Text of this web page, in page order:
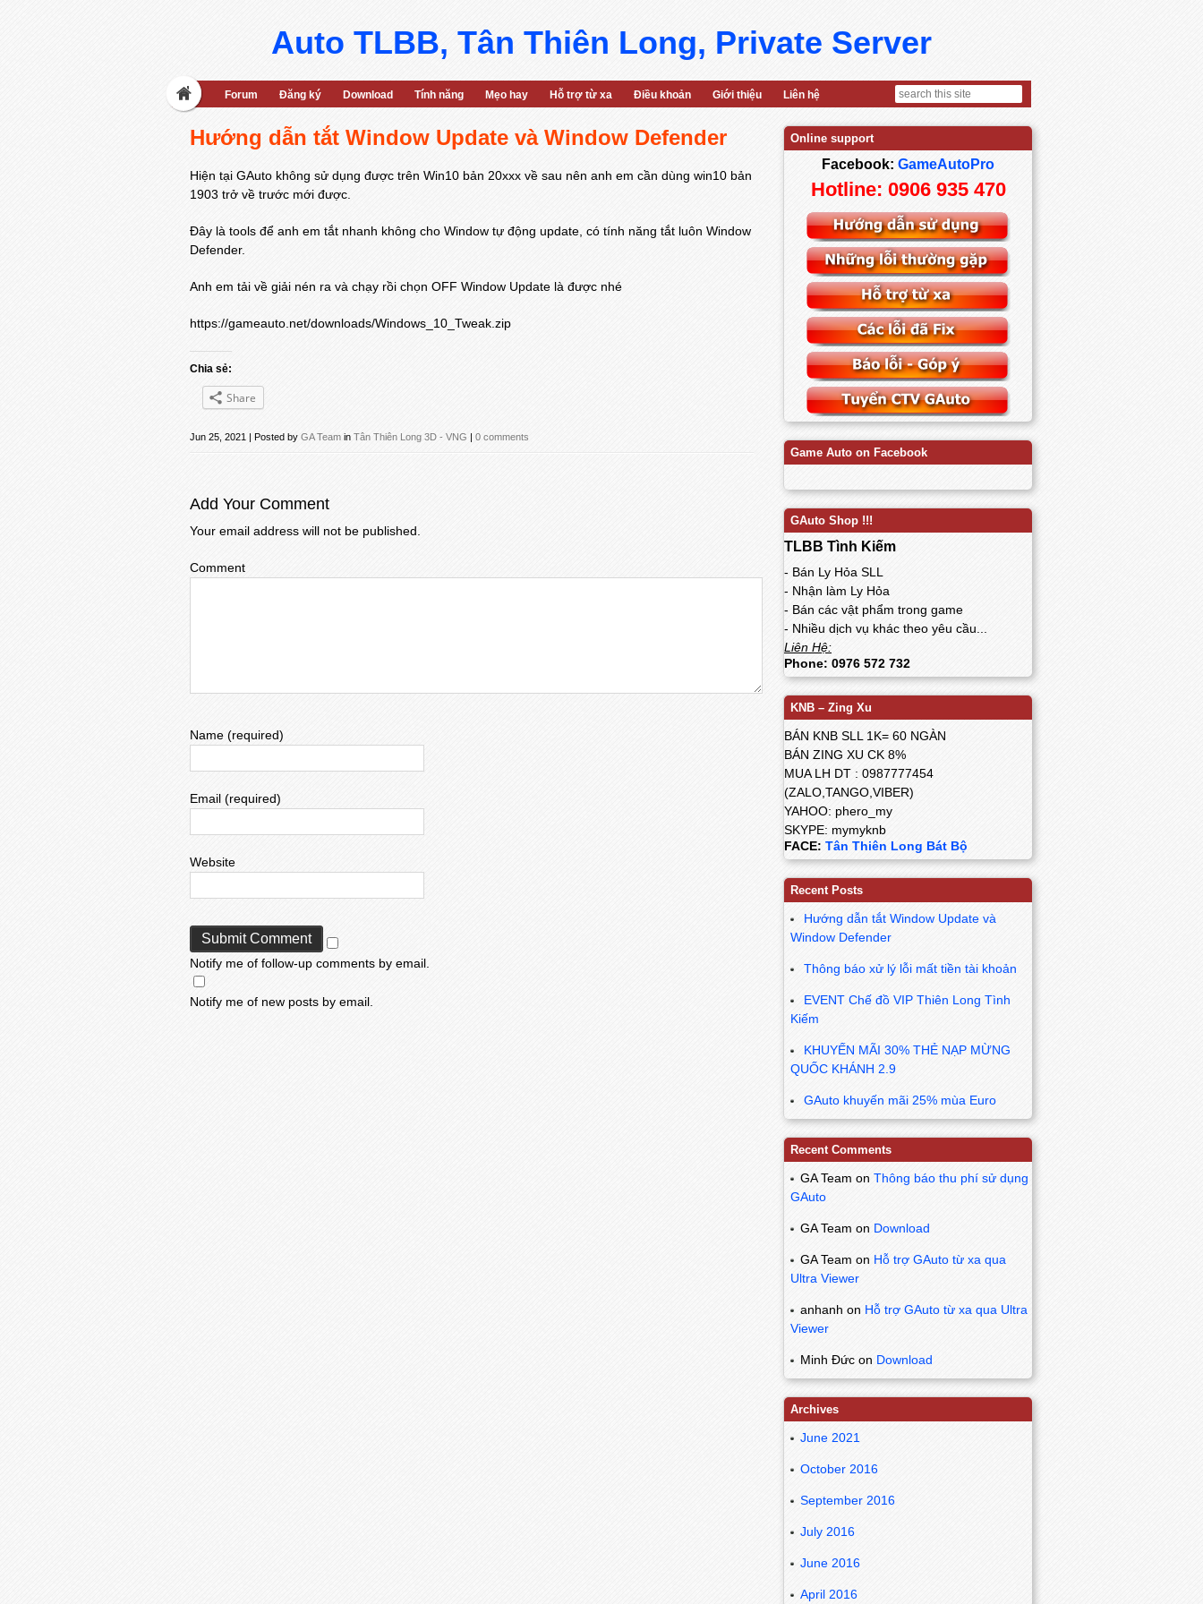
Auto TLBB, Tân Thiên Long, Private Server
Forum Đăng ký Download Tính năng Mẹo hay Hỗ trợ từ xa Điều khoản Giới thiệu Liên hệ
Hướng dẫn tắt Window Update và Window Defender
Hiện tại GAuto không sử dụng được trên Win10 bản 20xxx về sau nên anh em cần dùng win10 bản
1903 trở về trước mới được.
Đây là tools để anh em tắt nhanh không cho Window tự động update, có tính năng tắt luôn Window
Defender.
Anh em tải về giải nén ra và chạy rồi chọn OFF Window Update là được nhé
https://gameauto.net/downloads/Windows_10_Tweak.zip
Chia sẻ:
Share
Jun 25, 2021 | Posted by GA Team in Tân Thiên Long 3D - VNG | 0 comments
Add Your Comment
Your email address will not be published.
Comment
Name (required)
Email (required)
Website
Notify me of follow-up comments by email.
Notify me of new posts by email.
Online support
Facebook: GameAutoPro
Hotline: 0906 935 470
Game Auto on Facebook
GAuto Shop !!!
TLBB Tình Kiếm
- Bán Ly Hỏa SLL
- Nhận làm Ly Hỏa
- Bán các vật phẩm trong game
- Nhiều dịch vụ khác theo yêu cầu...
Liên Hệ:
Phone: 0976 572 732
KNB – Zing Xu
BÁN KNB SLL 1K= 60 NGÀN
BÁN ZING XU CK 8%
MUA LH DT : 0987777454
(ZALO,TANGO,VIBER)
YAHOO: phero_my
SKYPE: mymyknb
FACE: Tân Thiên Long Bát Bộ
Recent Posts
Hướng dẫn tắt Window Update và
Window Defender
Thông báo xử lý lỗi mất tiền tài khoản
EVENT Chế đồ VIP Thiên Long Tình
Kiếm
KHUYẾN MÃI 30% THẺ NẠP MỪNG
QUỐC KHÁNH 2.9
GAuto khuyến mãi 25% mùa Euro
Recent Comments
GA Team on Thông báo thu phí sử dụng
GAuto
GA Team on Download
GA Team on Hỗ trợ GAuto từ xa qua
Ultra Viewer
anhanh on Hỗ trợ GAuto từ xa qua Ultra
Viewer
Minh Đức on Download
Archives
June 2021
October 2016
September 2016
July 2016
June 2016
April 2016